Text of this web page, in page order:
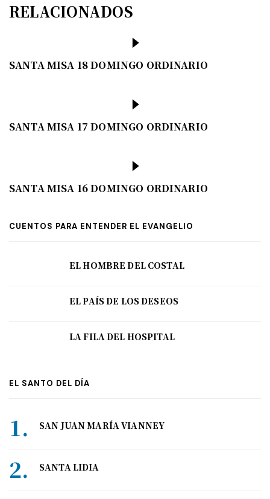
RELACIONADOS
SANTA MISA 18 DOMINGO ORDINARIO
SANTA MISA 17 DOMINGO ORDINARIO
SANTA MISA 16 DOMINGO ORDINARIO
CUENTOS PARA ENTENDER EL EVANGELIO
EL HOMBRE DEL COSTAL
EL PAÍS DE LOS DESEOS
LA FILA DEL HOSPITAL
EL SANTO DEL DÍA
SAN JUAN MARÍA VIANNEY
SANTA LIDIA